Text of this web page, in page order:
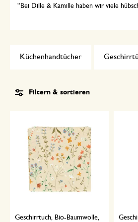
Bei Dille & Kamille haben wir viele hübsche Küchentextilien. Mit einer praktischen Schürze, passenden Ofenhandschuhen und Geschirrtüchern von Dille & Kamille macht
Küchenhandtücher
Filtern & sortieren
Geschirrtuch, Bio-Baumwolle,